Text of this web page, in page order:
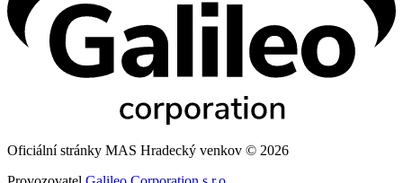
Oficiální stránky MAS Hradecký venkov © 2026